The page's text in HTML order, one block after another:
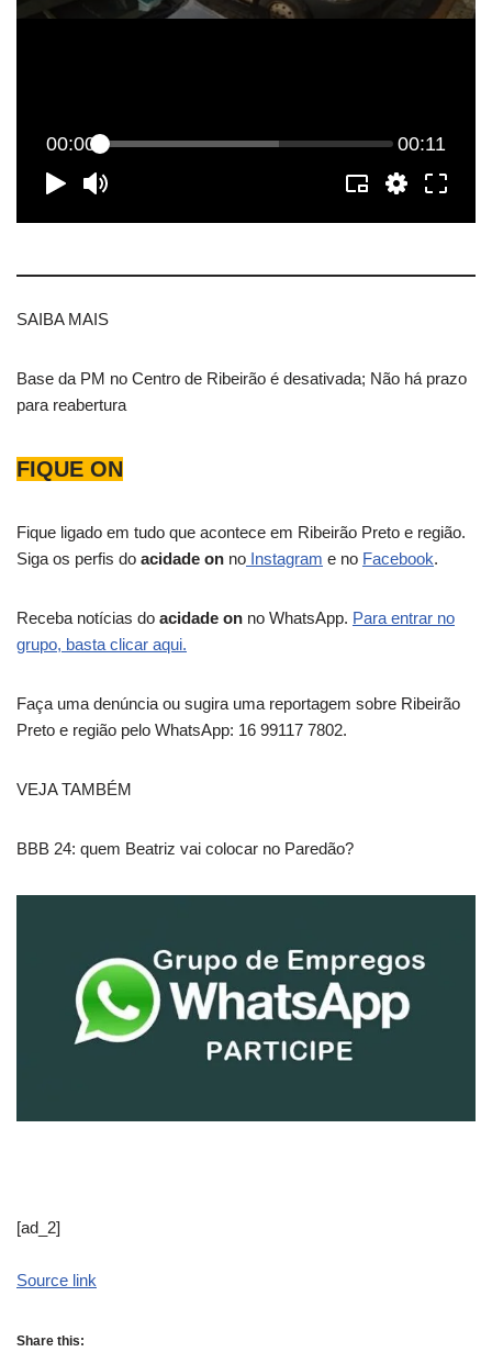
SAIBA MAIS
Base da PM no Centro de Ribeirão é desativada; Não há prazo
para reabertura
FIQUE ON
Fique ligado em tudo que acontece em Ribeirão Preto e região.
Siga os perfis do acidade on no Instagram e no Facebook.
Receba notícias do acidade on no WhatsApp. Para entrar no
grupo, basta clicar aqui.
Faça uma denúncia ou sugira uma reportagem sobre Ribeirão
Preto e região pelo WhatsApp: 16 99117 7802.
VEJA TAMBÉM
BBB 24: quem Beatriz vai colocar no Paredão?
[ad_2]
Source link
Share this: